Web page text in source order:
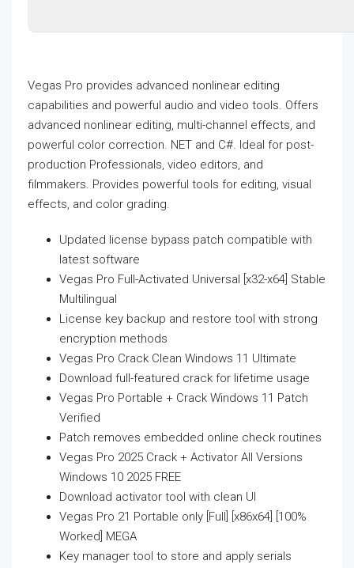
Vegas Pro provides advanced nonlinear editing
capabilities and powerful audio and video tools. Offers
advanced nonlinear editing, multi-channel effects, and
powerful color correction. NET and C#. Ideal for post-
production Professionals, video editors, and
filmmakers. Provides powerful tools for editing, visual
effects, and color grading.
Updated license bypass patch compatible with
latest software
Vegas Pro Full-Activated Universal [x32-x64] Stable
Multilingual
License key backup and restore tool with strong
encryption methods
Vegas Pro Crack Clean Windows 11 Ultimate
Download full-featured crack for lifetime usage
Vegas Pro Portable + Crack Windows 11 Patch
Verified
Patch removes embedded online check routines
Vegas Pro 2025 Crack + Activator All Versions
Windows 10 2025 FREE
Download activator tool with clean UI
Vegas Pro 21 Portable only [Full] [x86x64] [100%
Worked] MEGA
Key manager tool to store and apply serials